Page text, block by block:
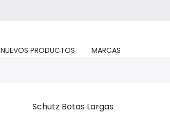
NUEVOS PRODUCTOS MARCAS
Schutz Botas Largas